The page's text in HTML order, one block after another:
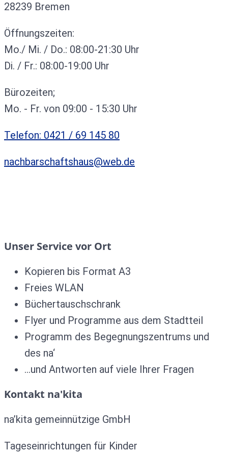
28239 Bremen
Öffnungszeiten:
Mo./ Mi. / Do.: 08:00-21:30 Uhr
Di. / Fr.: 08:00-19:00 Uhr
Bürozeiten;
Mo. - Fr. von 09:00 - 15:30 Uhr
Telefon: 0421 / 69 145 80
nachbarschaftshaus@web.de
Unser Service vor Ort
Kopieren bis Format A3
Freies WLAN
Büchertauschschrank
Flyer und Programme aus dem Stadtteil
Programm des Begegnungszentrums und
des na‘
…und Antworten auf viele Ihrer Fragen
Kontakt na'kita
na’kita gemeinnützige GmbH
Tageseinrichtungen für Kinder